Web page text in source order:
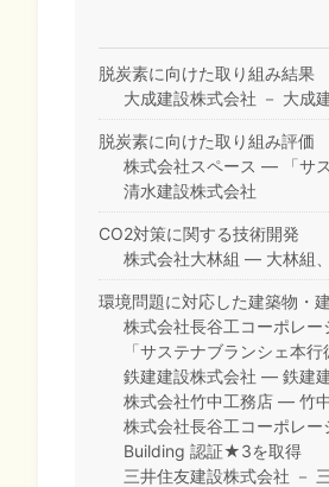
脱炭素に向けた取り組み結果
大成建設株式会社 － 大成
脱炭素に向けた取り組み評価
株式会社スペース ― 「サ
清水建設株式会社
CO2対策に関する技術開発
株式会社大林組 ― 大林組
環境問題に対応した建築物・
株式会社長谷工コーポレ
「サステナブランシェ本行
鉄建建設株式会社 ― 鉄建
株式会社竹中工務店 ― 竹
株式会社長谷工コーポレ
Building 認証★3を取得
三井住友建設株式会社 －